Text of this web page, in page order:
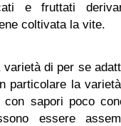
e fruttati
coltivata la vite.
varietà di per se
particolare la
sapori poco
essere